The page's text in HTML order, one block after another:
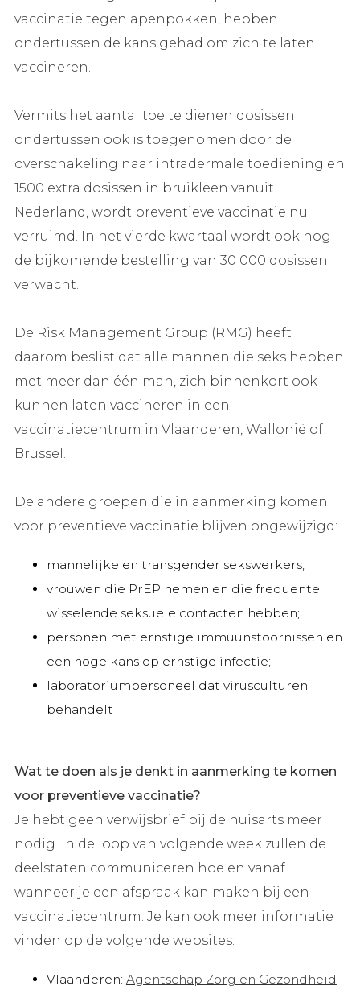
vaccinatie tegen apenpokken, hebben
ondertussen de kans gehad om zich te laten
vaccineren.
Vermits het aantal toe te dienen dosissen
ondertussen ook is toegenomen door de
overschakeling naar intradermale toediening en
1500 extra dosissen in bruikleen vanuit
Nederland, wordt preventieve vaccinatie nu
verruimd. In het vierde kwartaal wordt ook nog
de bijkomende bestelling van 30 000 dosissen
verwacht.
De Risk Management Group (RMG) heeft
daarom beslist dat alle mannen die seks hebben
met meer dan één man, zich binnenkort ook
kunnen laten vaccineren in een
vaccinatiecentrum in Vlaanderen, Wallonië of
Brussel.
De andere groepen die in aanmerking komen
voor preventieve vaccinatie blijven ongewijzigd:
mannelijke en transgender sekswerkers;
vrouwen die PrEP nemen en die frequente
wisselende seksuele contacten hebben;
personen met ernstige immuunstoornissen en
een hoge kans op ernstige infectie;
laboratoriumpersoneel dat virusculturen
behandelt
Wat te doen als je denkt in aanmerking te komen
voor preventieve vaccinatie?
Je hebt geen verwijsbrief bij de huisarts meer
nodig. In de loop van volgende week zullen de
deelstaten communiceren hoe en vanaf
wanneer je een afspraak kan maken bij een
vaccinatiecentrum. Je kan ook meer informatie
vinden op de volgende websites:
Vlaanderen: Agentschap Zorg en Gezondheid